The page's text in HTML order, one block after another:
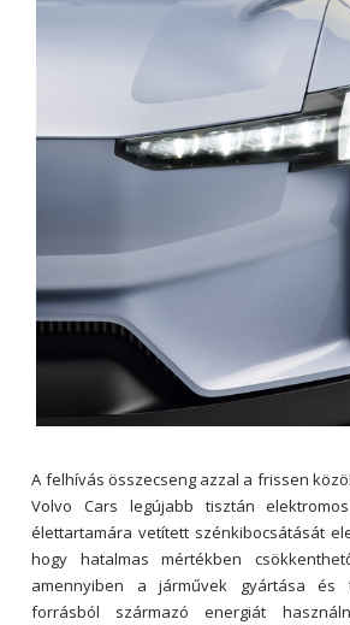
A felhívás összecseng azzal a frissen
Volvo Cars legújabb tisztán
élettartamára vetített szénkibocsátását
hogy hatalmas mértékben
amennyiben a járművek gyártása és
forrásból származó energiát